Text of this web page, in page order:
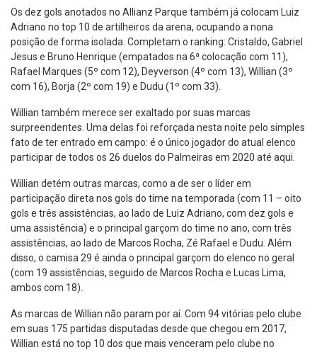
Os dez gols anotados no Allianz Parque também já colocam Luiz
Adriano no top 10 de artilheiros da arena, ocupando a nona
posição de forma isolada. Completam o ranking: Cristaldo, Gabriel
Jesus e Bruno Henrique (empatados na 6ª colocação com 11),
Rafael Marques (5º com 12), Deyverson (4º com 13), Willian (3º
com 16), Borja (2º com 19) e Dudu (1º com 33).
Willian também merece ser exaltado por suas marcas
surpreendentes. Uma delas foi reforçada nesta noite pelo simples
fato de ter entrado em campo: é o único jogador do atual elenco
participar de todos os 26 duelos do Palmeiras em 2020 até aqui.
Willian detém outras marcas, como a de ser o líder em
participação direta nos gols do time na temporada (com 11 – oito
gols e três assistências, ao lado de Luiz Adriano, com dez gols e
uma assistência) e o principal garçom do time no ano, com três
assistências, ao lado de Marcos Rocha, Zé Rafael e Dudu. Além
disso, o camisa 29 é ainda o principal garçom do elenco no geral
(com 19 assistências, seguido de Marcos Rocha e Lucas Lima,
ambos com 18).
As marcas de Willian não param por aí. Com 94 vitórias pelo clube
em suas 175 partidas disputadas desde que chegou em 2017,
Willian está no top 10 dos que mais venceram pelo clube no